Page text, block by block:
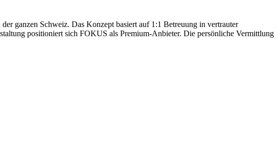
ganzen Schweiz. Das Konzept basiert auf 1:1 Betreuung in vertrauter
positioniert sich FOKUS als Premium-Anbieter. Die persönliche Vermittlung